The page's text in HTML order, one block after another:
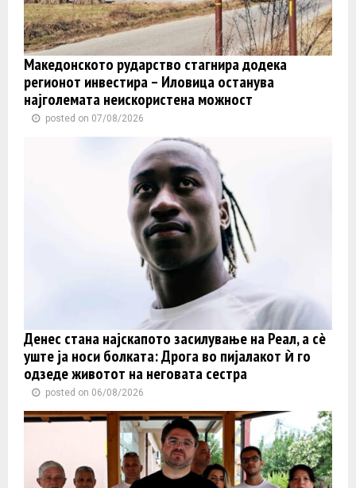
Македонското рударство стагнира додека
регионот инвестира – Иловица останува
најголемата неискористена можност
posted on 07/08/2026
Денес стана најскапото засилување на Реал, а сè
уште ја носи болката: Дрога во пијалакот ѝ го
одзеде животот на неговата сестра
posted on 06/08/2026